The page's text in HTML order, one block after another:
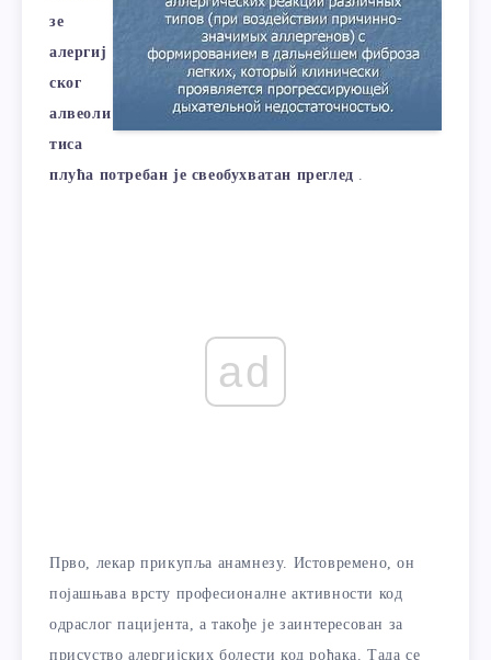
зе
алергиј
ског
алвеоли
тиса
плућа потребан је свеобухватан преглед
ad
Прво, лекар прикупља анамнезу. Истовремено, он
појашњава врсту професионалне активности код
одраслог пацијента, а такође је заинтересован за
присуство алергијских болести код рођака. Тада се